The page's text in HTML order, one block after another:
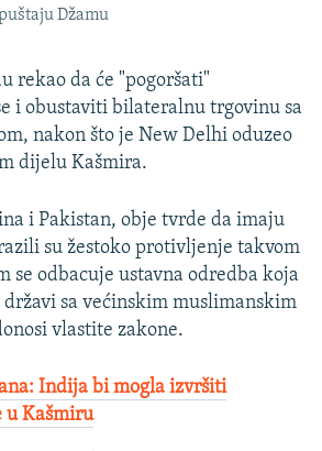
2024.
Džamu
rekao da će "pogoršati"
i obustaviti bilateralnu trgovinu sa
nakon što je New Delhi oduzeo
dijelu Kašmira.
i Pakistan, obje tvrde da imaju
su žestoko protivljenje takvom
se odbacuje ustavna odredba koja
sa većinskim muslimanskim
vlastite zakone.
Indija bi mogla izvršiti
u Kašmiru